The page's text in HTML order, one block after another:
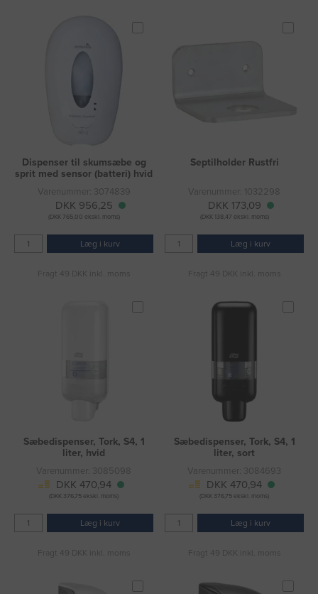
Dispenser til skumsæbe og
sprit med sensor (batteri) hvid
Varenummer: 3074839
DKK 956,25
(DKK 765,00 ekskl. moms)
Læg i kurv
Fragt 49 DKK inkl. moms
Septilholder Rustfri
Varenummer: 1032298
DKK 173,09
(DKK 138,47 ekskl. moms)
Læg i kurv
Fragt 49 DKK inkl. moms
Sæbedispenser, Tork, S4, 1
liter, hvid
Varenummer: 3085098
DKK 470,94
(DKK 376,75 ekskl. moms)
Læg i kurv
Fragt 49 DKK inkl. moms
Sæbedispenser, Tork, S4, 1
liter, sort
Varenummer: 3084693
DKK 470,94
(DKK 376,75 ekskl. moms)
Læg i kurv
Fragt 49 DKK inkl. moms